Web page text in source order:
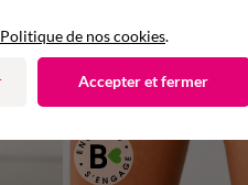
Politique de nos cookies.
Accepter et fermer